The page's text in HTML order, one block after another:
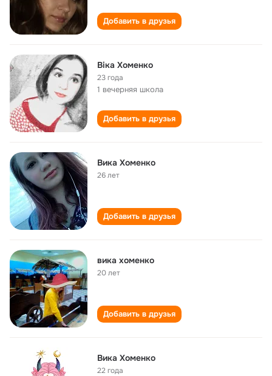
Добавить в друзья
Віка Хоменко
23 года
1 вечерняя школа
Добавить в друзья
Вика Хоменко
26 лет
Добавить в друзья
вика хоменко
20 лет
Добавить в друзья
Вика Хоменко
22 года